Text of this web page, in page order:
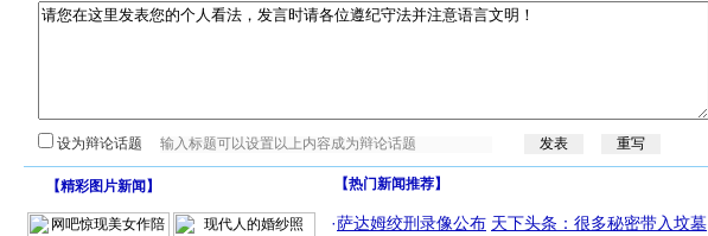
设为辩论话题
【精彩图片新闻 】 【热门新闻推荐】
·萨达姆绞刑录像公布 天下头条：很多秘密带入坟墓